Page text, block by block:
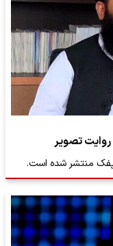
تصویر
پفک منتشر شده است.